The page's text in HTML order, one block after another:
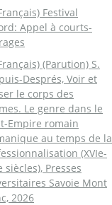
Festival
Appel à courts-
(Parution) S.
Després, Voir et
le corps des
Le genre dans le
Empire romain
au temps de la
(XVIe-
siècles), Presses
Savoie Mont
2026